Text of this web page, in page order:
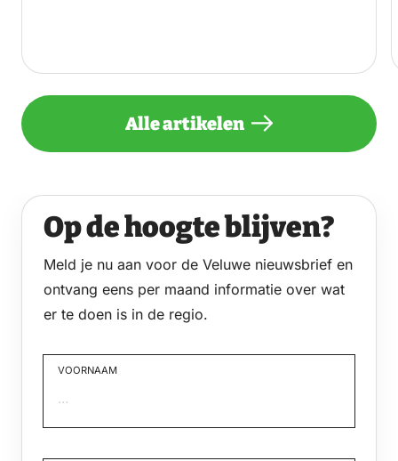
Alle artikelen
Op de hoogte blijven?
Meld je nu aan voor de Veluwe nieuwsbrief en
ontvang eens per maand informatie over wat
er te doen is in de regio.
VOORNAAM